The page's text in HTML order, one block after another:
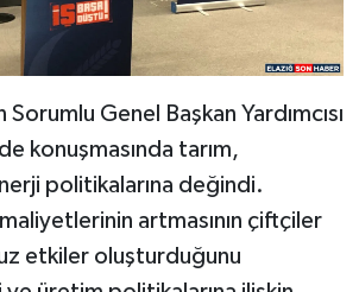
Genel Başkan Yardımcısı
konuşmasında tarım,
politikalarına değindi.
artmasının çiftçiler
etkiler oluşturduğunu